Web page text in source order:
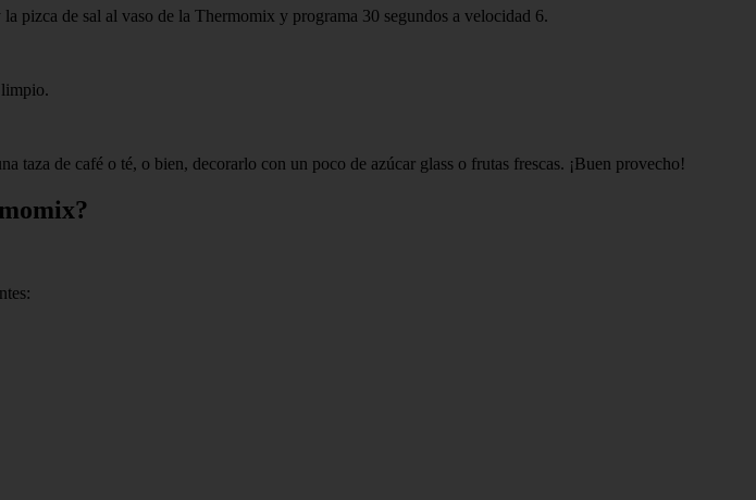
pizca de sal al vaso de la Thermomix y programa 30 segundos a velocidad 6.
taza de café o té, o bien, decorarlo con un poco de azúcar glass o frutas frescas. ¡Buen provecho!